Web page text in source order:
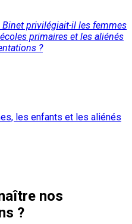
privilégiait-il les femmes
primaires et les aliénés
?
les enfants et les aliénés
nos
?